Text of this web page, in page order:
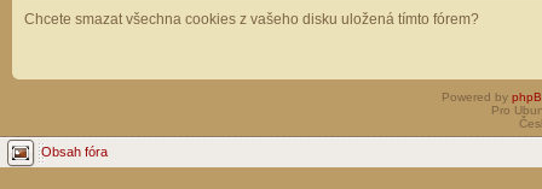
Chcete smazat všechna cookies z vašeho disku uložená tímto fórem?
Powered by
Pro
Obsah fóra